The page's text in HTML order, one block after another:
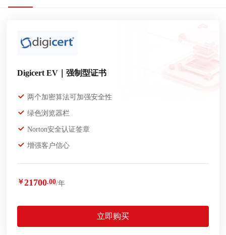
Digicert EV｜强制型证书
两个加密算法可加强安全性
绿色浏览器栏
Norton安全认证签章
增强客户信心
￥21700.00/年
立即购买